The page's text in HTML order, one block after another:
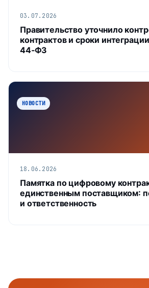
03.07.2026
Правительство уточнило
контрактов и сроки
44‑ФЗ
НОВОСТИ
18.06.2026
Памятка по цифровому
единственным поставщиком:
и ответственность